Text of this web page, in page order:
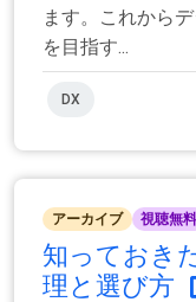
ます。これから
を目指す...
DX
アーカイブ 視聴無料
知っておき
理と選び方